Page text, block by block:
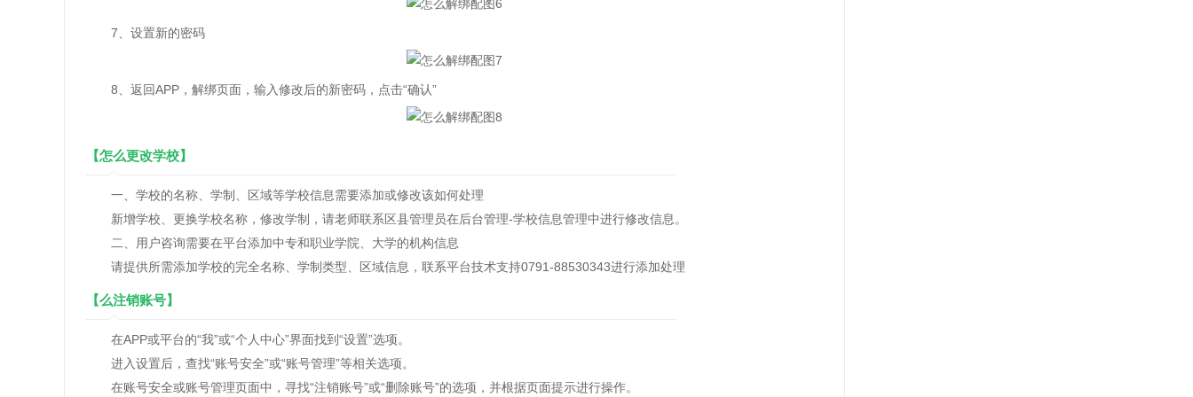
7、设置新的密码
8、返回APP，解绑页面，输入修改后的新密码，点击“确认”
【怎么更改学校】
一、学校的名称、学制、区域等学校信息需要添加或修改该如何处理
新增学校、更换学校名称，修改学制，请老师联系区县管理员在后台管理-学校信息管理中进行修改信息。
二、用户咨询需要在平台添加中专和职业学院、大学的机构信息
请提供所需添加学校的完全名称、学制类型、区域信息，联系平台技术支持0791-88530343进行添加处理
【么注销账号】
在APP或平台的“我”或“个人中心”界面找到“设置”选项。
进入设置后，查找“账号安全”或“账号管理”等相关选项。
在账号安全或账号管理页面中，寻找“注销账号”或“删除账号”的选项，并根据页面提示进行操作。